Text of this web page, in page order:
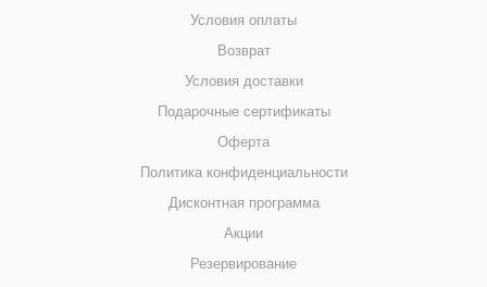
Условия оплаты
Возврат
Условия доставки
Подарочные сертификаты
Оферта
Политика конфиденциальности
Дисконтная программа
Акции
Резервирование